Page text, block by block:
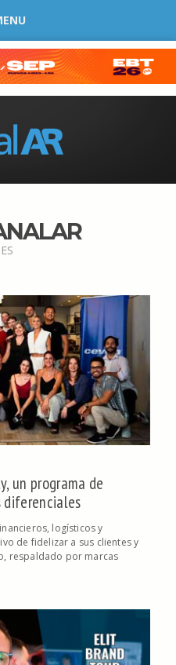
un programa de
diferenciales
logísticos y
de fidelizar a sus clientes y
respaldado por marcas